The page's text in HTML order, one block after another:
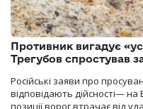
Противник вигадує
Трегубов спростував
Російські заяви про
відповідають дійсності—
позиції ворог втрачає від